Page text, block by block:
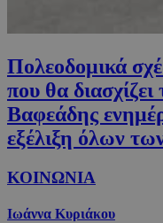
Πολεοδομικά
που θα
Βαφεάδης
εξέλιξη όλων
ΚΟΙΝΩΝΙΑ
Ιωάννα Κυριάκου